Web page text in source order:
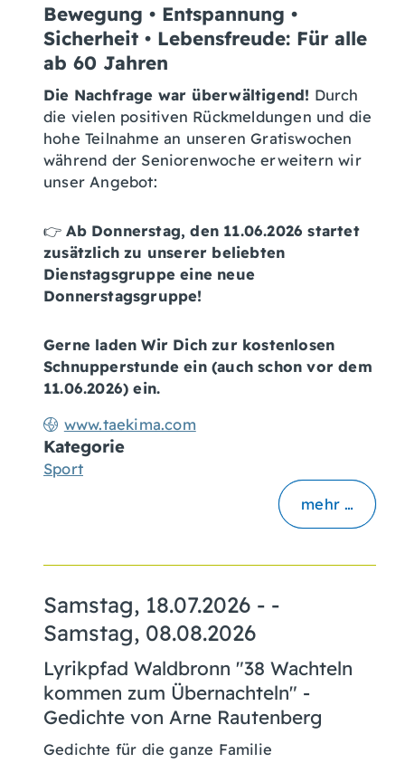
www.taekima.com
Bewegung • Entspannung •
Sicherheit • Lebensfreude: Für alle
ab 60 Jahren
Die Nachfrage war überwältigend! Durch
die vielen positiven Rückmeldungen und die
hohe Teilnahme an unseren Gratiswochen
während der Seniorenwoche erweitern wir
unser Angebot:
👉Ab Donnerstag, den 11.06.2026 startet
zusätzlich zu unserer beliebten
Dienstagsgruppe eine neue
Donnerstagsgruppe!
Gerne laden Wir Dich zur kostenlosen
Schnupperstunde ein (auch schon vor dem
11.06.2026) ein.
Kategorie
Sport
mehr …
Samstag, 18.07.2026 - -
Samstag, 08.08.2026
Lyrikpfad Waldbronn "38 Wachteln
kommen zum Übernachteln" -
Gedichte von Arne Rautenberg
Gedichte für die ganze Familie